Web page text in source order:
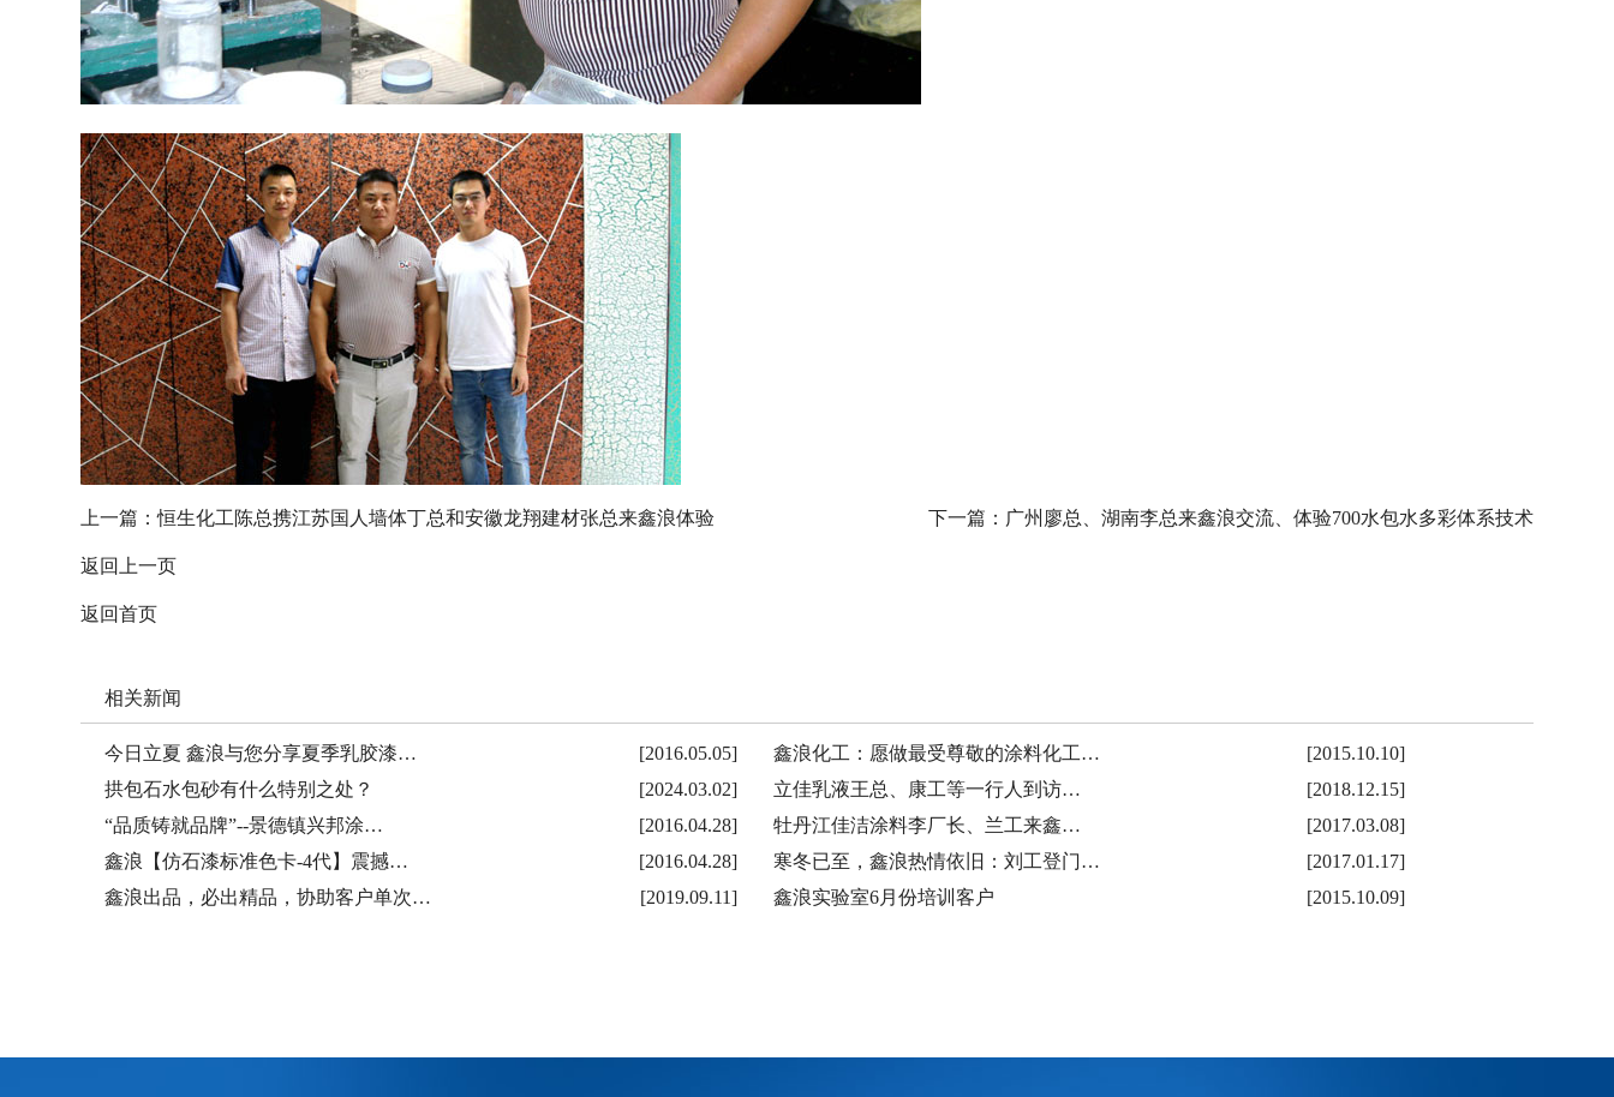
上一篇：恒生化工陈总携江苏国人墙体丁总和安徽龙翔建材张总来鑫浪体验 下一篇： 广州廖总、湖南李总来鑫浪交流、体验700水包水多彩体系技术
返回上一页
返回首页
相关新闻
[2016.05.05]
今日立夏 鑫浪与您分享夏季乳胶漆… [2015.10.10]
鑫浪化工：愿做最受尊敬的涂料化工…
[2024.03.02]
拱包石水包砂有什么特别之处？ [2018.12.15]
立佳乳液王总、康工等一行人到访…
[2016.04.28]
“品质铸就品牌”--景德镇兴邦涂… [2017.03.08]
牡丹江佳洁涂料李厂长、兰工来鑫…
[2016.04.28]
鑫浪【仿石漆标准色卡-4代】震撼… [2017.01.17]
寒冬已至，鑫浪热情依旧：刘工登门…
[2019.09.11]
鑫浪出品，必出精品，协助客户单次… [2015.10.09]
鑫浪实验室6月份培训客户